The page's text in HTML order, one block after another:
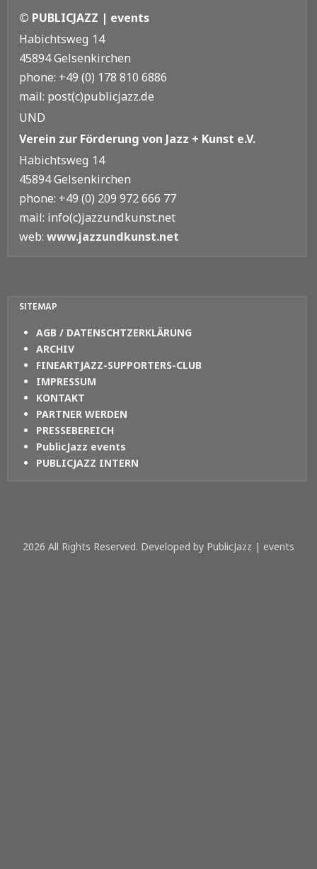
© PUBLICJAZZ | events
Habichtsweg 14
45894 Gelsenkirchen
phone: +49 (0) 178 810 6886
mail: post(c)publicjazz.de
UND
Verein zur Förderung von Jazz + Kunst e.V.
Habichtsweg 14
45894 Gelsenkirchen
phone: +49 (0) 209 972 666 77
mail: info(c)jazzundkunst.net
web: www.jazzundkunst.net
SITEMAP
AGB / DATENSCHTZERKLÄRUNG
ARCHIV
FINEARTJAZZ-SUPPORTERS-CLUB
IMPRESSUM
KONTAKT
PARTNER WERDEN
PRESSEBEREICH
PublicJazz events
PUBLICJAZZ INTERN
2026 All Rights Reserved. Developed by PublicJazz | events